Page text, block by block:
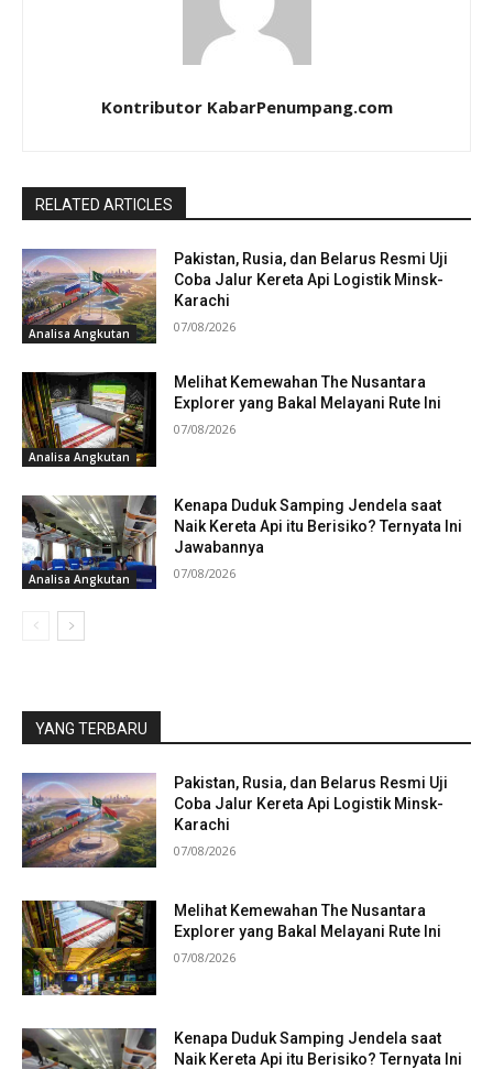
Kontributor KabarPenumpang.com
RELATED ARTICLES
Analisa Angkutan
Pakistan, Rusia, dan Belarus Resmi Uji
Coba Jalur Kereta Api Logistik Minsk-
Karachi
07/08/2026
Analisa Angkutan
Melihat Kemewahan The Nusantara
Explorer yang Bakal Melayani Rute Ini
07/08/2026
Analisa Angkutan
Kenapa Duduk Samping Jendela saat
Naik Kereta Api itu Berisiko? Ternyata Ini
Jawabannya
07/08/2026
YANG TERBARU
Pakistan, Rusia, dan Belarus Resmi Uji
Coba Jalur Kereta Api Logistik Minsk-
Karachi
07/08/2026
Melihat Kemewahan The Nusantara
Explorer yang Bakal Melayani Rute Ini
07/08/2026
Kenapa Duduk Samping Jendela saat
Naik Kereta Api itu Berisiko? Ternyata Ini